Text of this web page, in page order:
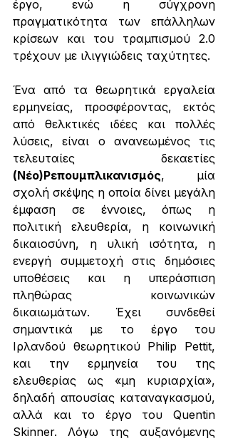
έργο, ενώ η σύγχρονη
πραγματικότητα των επάλληλων
κρίσεων και του τραμπισμού 2.0
τρέχουν με ιλιγγιώδεις ταχύτητες.
Ένα από τα θεωρητικά εργαλεία
ερμηνείας, προσφέροντας, εκτός
από θελκτικές ιδέες και πολλές
λύσεις, είναι ο ανανεωμένος τις
(Νέο)Ρεπουμπλικανισμός, μία
σχολή σκέψης η οποία δίνει μεγάλη
έμφαση σε έννοιες, όπως η
πολιτική ελευθερία, η κοινωνική
δικαιοσύνη, η υλική ισότητα, η
ενεργή συμμετοχή στις δημόσιες
υποθέσεις και η υπεράσπιση
πληθώρας κοινωνικών
δικαιωμάτων. Έχει συνδεθεί
σημαντικά με το έργο του
Ιρλανδού θεωρητικού Philip Pettit,
και την ερμηνεία του της
ελευθερίας ως «μη κυριαρχία»,
δηλαδή απουσίας καταναγκασμού,
αλλά και το έργο του Quentin
Skinner. Λόγω της αυξανόμενης